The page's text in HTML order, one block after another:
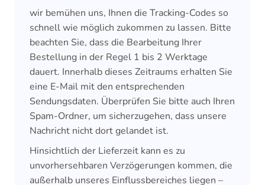
wir bemühen uns, Ihnen die Tracking-Codes so
schnell wie möglich zukommen zu lassen. Bitte
beachten Sie, dass die Bearbeitung Ihrer
Bestellung in der Regel 1 bis 2 Werktage
dauert. Innerhalb dieses Zeitraums erhalten Sie
eine E-Mail mit den entsprechenden
Sendungsdaten. Überprüfen Sie bitte auch Ihren
Spam-Ordner, um sicherzugehen, dass unsere
Nachricht nicht dort gelandet ist.
Hinsichtlich der Lieferzeit kann es zu
unvorhersehbaren Verzögerungen kommen, die
außerhalb unseres Einflussbereiches liegen –